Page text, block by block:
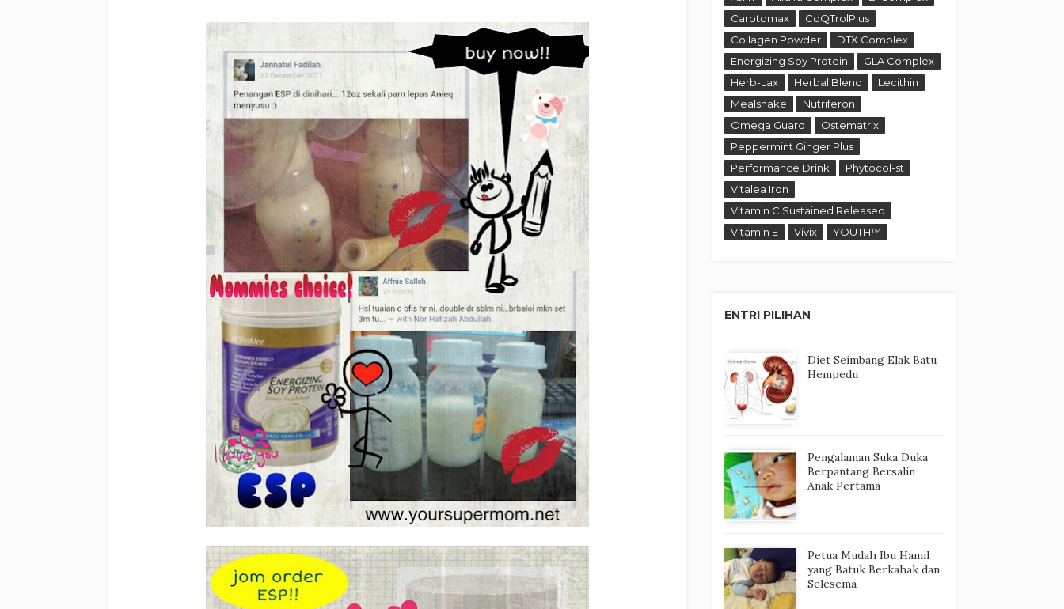
Carotomax
CoQTrolPlus
Collagen Powder
DTX Complex
Energizing Soy Protein
GLA Complex
Herb-Lax
Herbal Blend
Lecithin
Mealshake
Nutriferon
Omega Guard
Ostematrix
Peppermint Ginger Plus
Performance Drink
Phytocol-st
Vitalea Iron
Vitamin C Sustained Released
Vitamin E
Vivix YOUTH™
ENTRI PILIHAN
Diet Seimbang Elak Batu
Hempedu
Pengalaman Suka Duka
Berpantang Bersalin
Anak Pertama
Petua Mudah Ibu Hamil
yang Batuk Berkahak dan
Selesema